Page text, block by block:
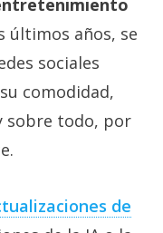
últimos años, se
sociales
comodidad,
sobre todo, por
de